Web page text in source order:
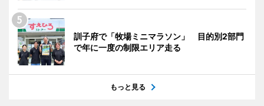
訓子府で「牧場ミニマラソン」 目的別2部門
で年に一度の制限エリア走る
もっと見る